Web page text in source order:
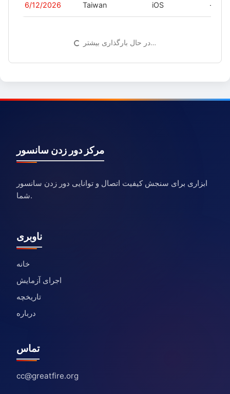
6/12/2026 Taiwan iOS -
در حال بارگذاری بیشتر…
مرکز دور زدن سانسور
ابزاری برای سنجش کیفیت اتصال و توانایی دور زدن سانسور
شما.
ناوبری
خانه
اجرای آزمایش
تاریخچه
درباره
تماس
cc@greatfire.org